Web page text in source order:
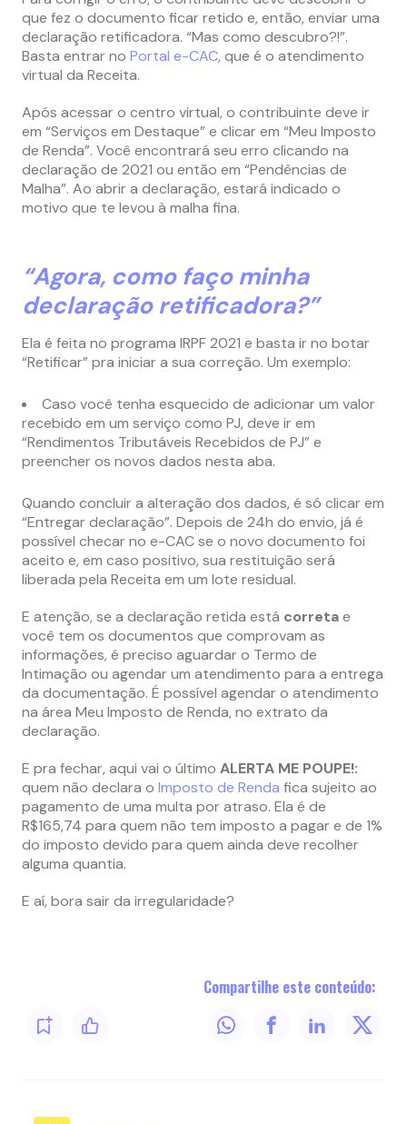
que fez o documento ficar retido e, então, enviar uma
declaração retificadora. “Mas como descubro?!”.
Basta entrar no Portal e-CAC, que é o atendimento
virtual da Receita.
Após acessar o centro virtual, o contribuinte deve ir
em “Serviços em Destaque” e clicar em “Meu Imposto
de Renda”. Você encontrará seu erro clicando na
declaração de 2021 ou então em “Pendências de
Malha”. Ao abrir a declaração, estará indicado o
motivo que te levou à malha fina.
“Agora, como faço minha
declaração retificadora?”
Ela é feita no programa IRPF 2021 e basta ir no botar
“Retificar” pra iniciar a sua correção. Um exemplo:
Caso você tenha esquecido de adicionar um valor
recebido em um serviço como PJ, deve ir em
“Rendimentos Tributáveis Recebidos de PJ” e
preencher os novos dados nesta aba.
Quando concluir a alteração dos dados, é só clicar em
“Entregar declaração”. Depois de 24h do envio, já é
possível checar no e-CAC se o novo documento foi
aceito e, em caso positivo, sua restituição será
liberada pela Receita em um lote residual.
E atenção, se a declaração retida está corretae
você tem os documentos que comprovam as
informações, é preciso aguardar o Termo de
Intimação ou agendar um atendimento para a entrega
da documentação. É possível agendar o atendimento
na área Meu Imposto de Renda, no extrato da
declaração.
E pra fechar, aqui vai o último ALERTA ME POUPE!:
quem não declara o Imposto de Renda fica sujeito ao
pagamento de uma multa por atraso. Ela é de
R$165,74 para quem não tem imposto a pagar e de 1%
do imposto devido para quem ainda deve recolher
alguma quantia.
E aí, bora sair da irregularidade?
Compartilhe este conteúdo: